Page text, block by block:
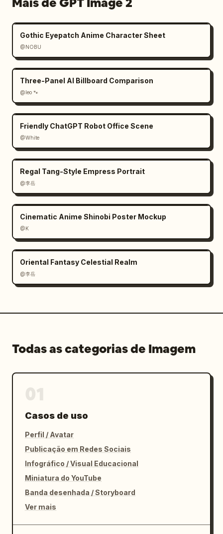
Gothic Eyepatch Anime Character Sheet
@NOBU
Three-Panel AI Billboard Comparison
@leo 🐾
Friendly ChatGPT Robot Office Scene
@White
Regal Tang-Style Empress Portrait
@李岳
Cinematic Anime Shinobi Poster Mockup
@K
Oriental Fantasy Celestial Realm
@李岳
Todas as categorias de Imagem
Casos de uso
Perfil / Avatar
Publicação em Redes Sociais
Infográfico / Visual Educacional
Miniatura do YouTube
Banda desenhada / Storyboard
Ver mais